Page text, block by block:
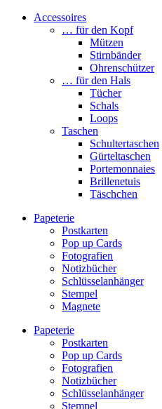
Accessoires
… für den Kopf
Mützen
Stirnbänder
Ohrenschützer
… für den Hals
Tücher
Schals
Loops
Taschen
Schultertaschen
Gürteltaschen
Portemonnaies
Brillenetuis
Täschchen
Papeterie
Postkarten
Pop up Cards
Fotografien
Notizbücher
Schlüsselanhänger
Stempel
Magnete
Papeterie
Postkarten
Pop up Cards
Fotografien
Notizbücher
Schlüsselanhänger
Stempel